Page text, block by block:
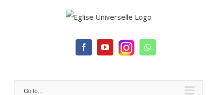
FacebookYouTube
Go to...